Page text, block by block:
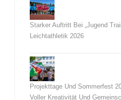
Starker Auftritt Bei „Jugend
Leichtathletik 2026
Projekttage Und Sommerfest
Voller Kreativität Und